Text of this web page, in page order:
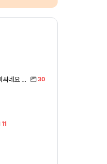
아반떼 풀체인지 가격 나왔는데 진짜 비싸네요 ㅎㅎ 30
11